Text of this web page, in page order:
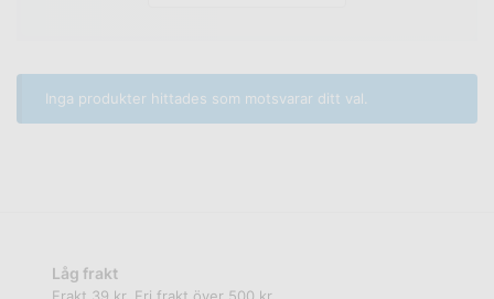
Inga produkter hittades som motsvarar ditt val.
Låg frakt